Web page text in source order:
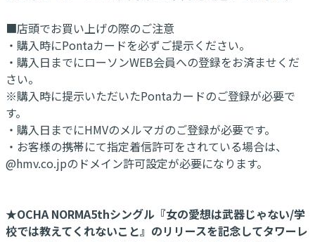
■店頭でお買い上げの際のご注意
・購入時にPontaカードを必ずご提示ください。
・購入日までにローソンWEB会員への登録をお済ませくだ
さい。
※購入時に提示いただいたPontaカードのご登録が必要で
す。
・購入日までにHMVのメルマガのご登録が必要です。
・お客様の携帯にて指定着信許可をされている場合は、
@hmv.co.jpのドメイン許可設定が必要になります。
★OCHA NORMA5thシングル『女の愛想は武器じゃない/学
校では教えてくれないこと』のリリースを記念してタワーレ